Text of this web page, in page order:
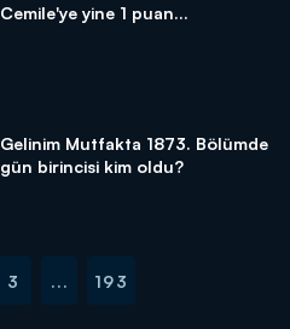
Cemile'ye yine 1 puan...
Gelinim Mutfakta 1873. Bölümde
gün birincisi kim oldu?
3 ... 193